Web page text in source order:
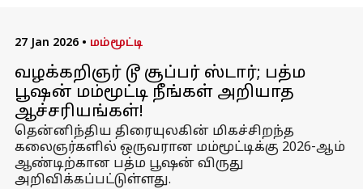
27 Jan 2026 • மம்மூட்டி
வழக்கறிஞர் டூ சூப்பர் ஸ்டார்; பத்ம
பூஷன் மம்மூட்டி நீங்கள் அறியாத
ஆச்சரியங்கள்!
தென்னிந்திய திரையுலகின் மிகச்சிறந்த
கலைஞர்களில் ஒருவரான மம்மூட்டிக்கு 2026-ஆம்
ஆண்டிற்கான பத்ம பூஷன் விருது
அறிவிக்கப்பட்டுள்ளது.